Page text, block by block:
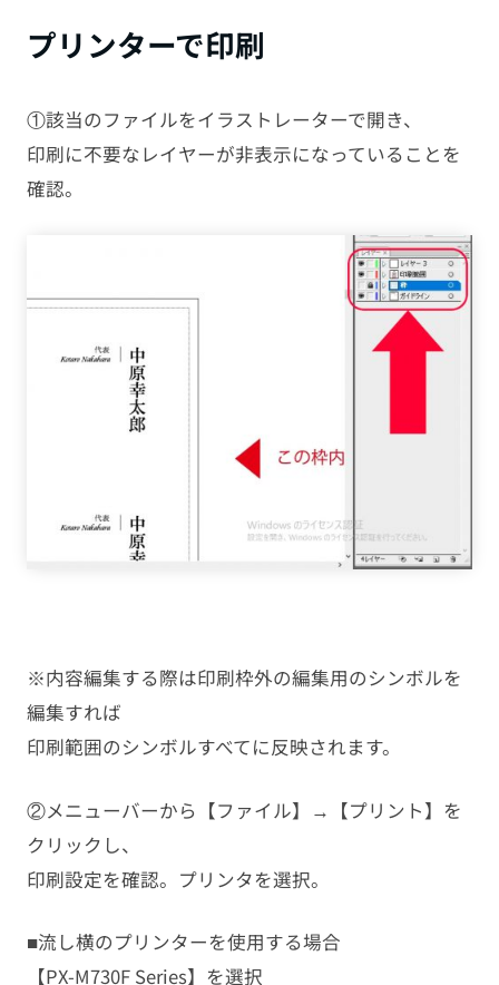
プリンターで印刷
①該当のファイルをイラストレーターで開き、
印刷に不要なレイヤーが非表示になっていることを
確認。
※内容編集する際は印刷枠外の編集用のシンボルを
編集すれば
印刷範囲のシンボルすべてに反映されます。
②メニューバーから【ファイル】→【プリント】を
クリックし、
印刷設定を確認。プリンタを選択。
■流し横のプリンターを使用する場合
【PX-M730F Series】を選択